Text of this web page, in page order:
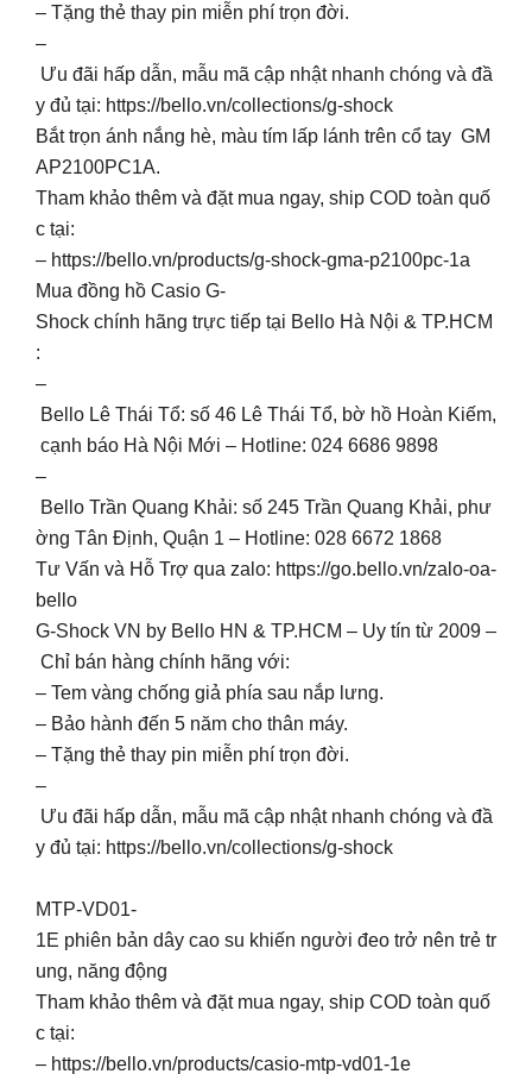
– Tặng thẻ thay pin miễn phí trọn đời.
–
Ưu đãi hấp dẫn, mẫu mã cập nhật nhanh chóng và đầ
y đủ tại: https://bello.vn/collections/g-shock
Bắt trọn ánh nắng hè, màu tím lấp lánh trên cổ tay GM
AP2100PC1A.
Tham khảo thêm và đặt mua ngay, ship COD toàn quố
c tại:
– https://bello.vn/products/g-shock-gma-p2100pc-1a
Mua đồng hồ Casio G-
Shock chính hãng trực tiếp tại Bello Hà Nội & TP.HCM
:
–
Bello Lê Thái Tổ: số 46 Lê Thái Tổ, bờ hồ Hoàn Kiếm,
cạnh báo Hà Nội Mới – Hotline: 024 6686 9898
–
Bello Trần Quang Khải: số 245 Trần Quang Khải, phư
ờng Tân Định, Quận 1 – Hotline: 028 6672 1868
Tư Vấn và Hỗ Trợ qua zalo: https://go.bello.vn/zalo-oa-
bello
G-Shock VN by Bello HN & TP.HCM – Uy tín từ 2009 –
Chỉ bán hàng chính hãng với:
– Tem vàng chống giả phía sau nắp lưng.
– Bảo hành đến 5 năm cho thân máy.
– Tặng thẻ thay pin miễn phí trọn đời.
–
Ưu đãi hấp dẫn, mẫu mã cập nhật nhanh chóng và đầ
y đủ tại: https://bello.vn/collections/g-shock
MTP-VD01-
1E phiên bản dây cao su khiến người đeo trở nên trẻ tr
ung, năng động
Tham khảo thêm và đặt mua ngay, ship COD toàn quố
c tại:
– https://bello.vn/products/casio-mtp-vd01-1e